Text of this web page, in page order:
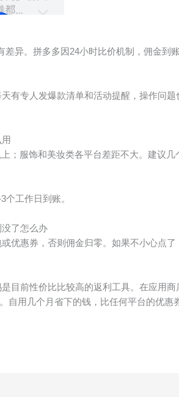
异。拼多多因24小时比价机制，佣金到账
有专人发爆款清单和活动提醒，操作问
；服饰和美妆类各平台差距不大。建议几
工作日到账。
了怎么办
优惠券，否则佣金归零。如果不小心点了
目前性价比比较高的返利工具。在应用商
自用几个月省下的钱，比任何平台的优